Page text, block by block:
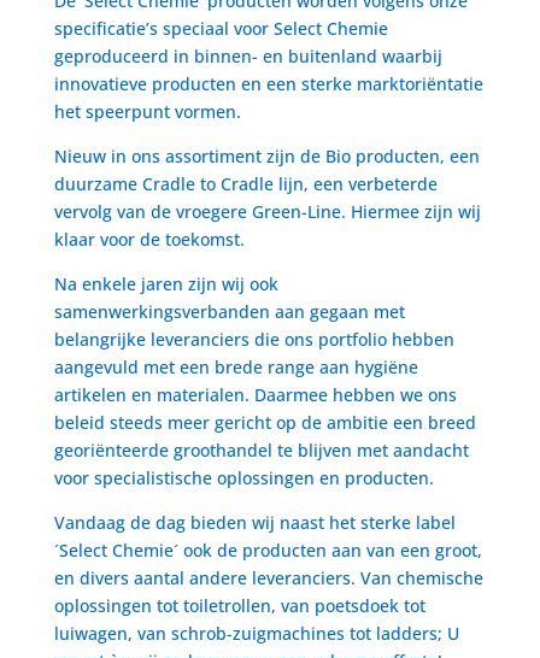
specificatie’s speciaal voor Select Chemie
geproduceerd in binnen- en buitenland waarbij
innovatieve producten en een sterke marktoriëntatie
het speerpunt vormen.
Nieuw in ons assortiment zijn de Bio producten, een
duurzame Cradle to Cradle lijn, een verbeterde
vervolg van de vroegere Green-Line. Hiermee zijn wij
klaar voor de toekomst.
Na enkele jaren zijn wij ook
samenwerkingsverbanden aan gegaan met
belangrijke leveranciers die ons portfolio hebben
aangevuld met een brede range aan hygiëne
artikelen en materialen. Daarmee hebben we ons
beleid steeds meer gericht op de ambitie een breed
georiënteerde groothandel te blijven met aandacht
voor specialistische oplossingen en producten.
Vandaag de dag bieden wij naast het sterke label
´Select Chemie´ ook de producten aan van een groot,
en divers aantal andere leveranciers. Van chemische
oplossingen tot toiletrollen, van poetsdoek tot
luiwagen, van schrob-zuigmachines tot ladders; U